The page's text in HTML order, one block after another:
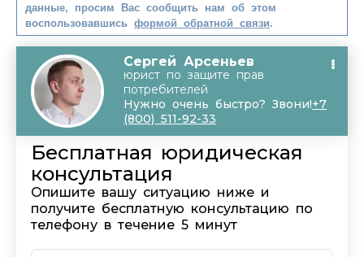
данные, просим Вас сообщить нам об этом
воспользовавшись формой обратной связи.